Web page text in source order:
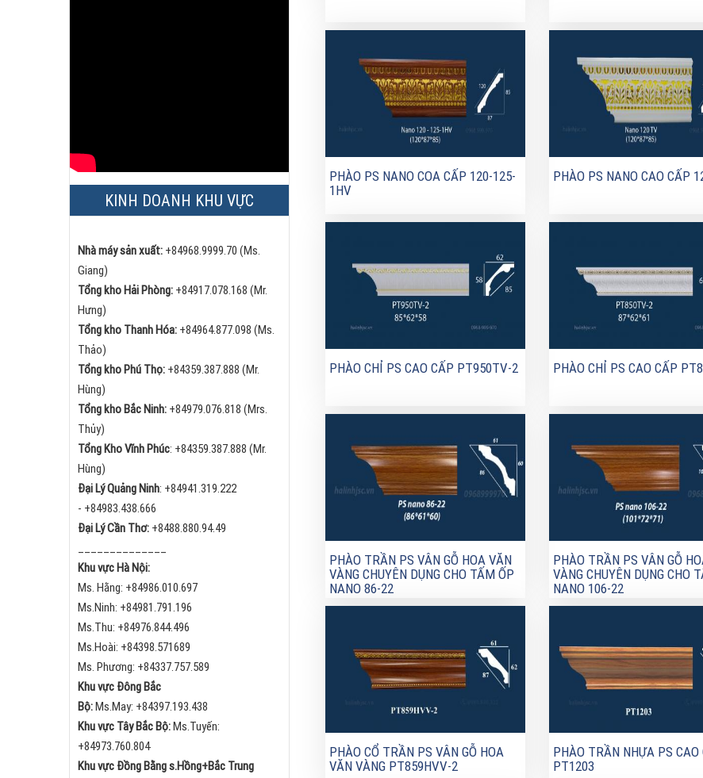
PHÀO PS NANO COA CẤP 120-125-
1HV
PHÀO PS NANO CAO CẤP
PHÀO CHỈ PS CAO CẤP PT950TV-2 PHÀO CHỈ PS CAO CẤP
PHÀO TRẦN PS VÂN GỖ HOA VĂN
VÀNG CHUYÊN DỤNG CHO TẤM ỐP
NANO 86-22
PHÀO TRẦN PS VÂN GỖ
VÀNG CHUYÊN DỤNG CHO
NANO 106-22
PHÀO CỔ TRẦN PS VÂN GỖ HOA
VĂN VÀNG PT859HVV-2
PHÀO TRẦN NHỰA PS CAO
PT1203
KINH DOANH KHU VỰC
Nhà máy sản xuất: +84968.9999.70 (Ms.
Giang)
Tổng kho Hải Phòng: +84917.078.168 (Mr.
Hưng)
Tổng kho Thanh Hóa: +84964.877.098 (Ms.
Thảo)
Tổng kho Phú Thọ: +84359.387.888 (Mr.
Hùng)
Tổng kho Bắc Ninh: +84979.076.818 (Mrs.
Thủy)
Tổng Kho Vĩnh Phúc: +84359.387.888 (Mr.
Hùng)
Đại Lý Quảng Ninh: +84941.319.222
- +84983.438.666
Đại Lý Cần Thơ: +8488.880.94.49
Khu vực Hà Nội:
Ms. Hằng: +84986.010.697
Ms.Ninh: +84981.791.196
Ms.Thu: +84976.844.496
Ms.Hoài: +84398.571689
Ms. Phương: +84337.757.589
Khu vực Đông Bắc
Bộ:Ms.May: +84397.193.438
Khu vực Tây Bắc Bộ:Ms.Tuyến:
+84973.760.804
Khu vực Đồng Bằng s.Hồng+Bắc Trung